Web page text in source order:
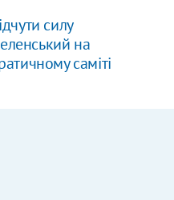
силу
на
саміті